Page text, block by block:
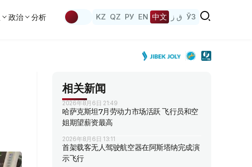
政治 分析 KZ QZ РУ EN 中文 ق ز ЎЗ
相关新闻
2026年8月6日 21:49
哈萨克斯坦7月劳动力市场活跃 飞行员和空
姐期望薪资最高
2026年8月6日 13:11
首架载客无人驾驶航空器在阿斯塔纳完成演
示飞行